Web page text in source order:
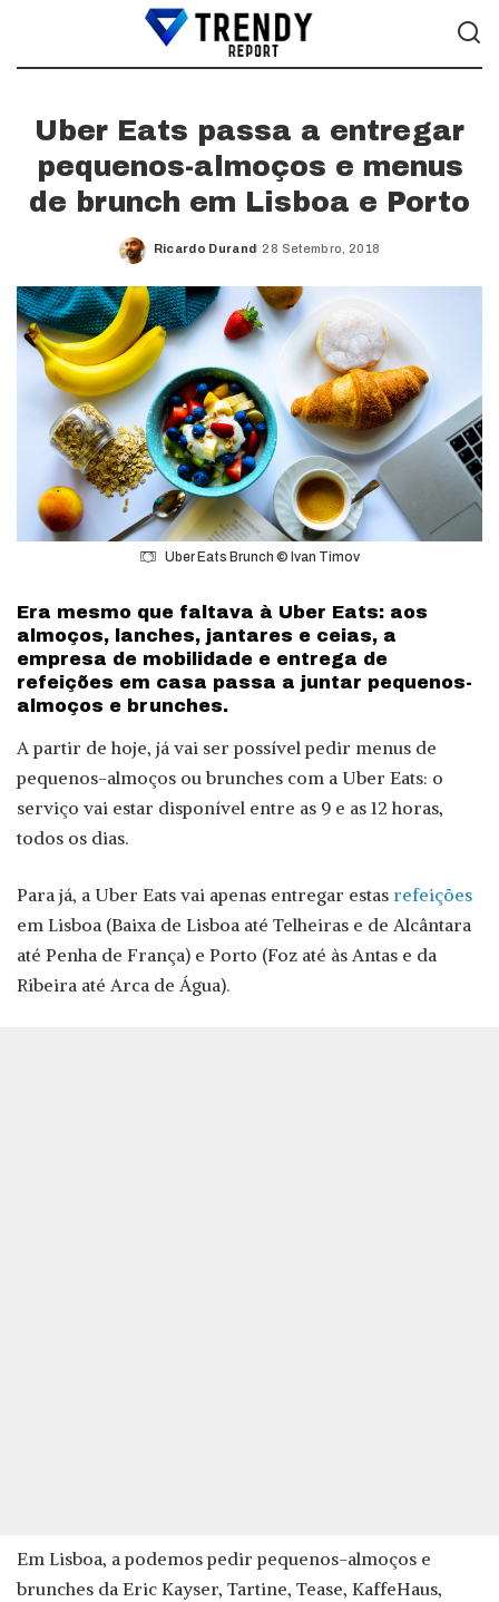
Uber Eats passa a entregar
pequenos-almoços e menus
de brunch em Lisboa e Porto
Posted
Ricardo Durand 28 Setembro, 2018
Uber Eats Brunch © Ivan Timov
Era mesmo que faltava à Uber Eats: aos
almoços, lanches, jantares e ceias, a
empresa de mobilidade e entrega de
refeições em casa passa a juntar pequenos-
almoços e brunches.
A partir de hoje, já vai ser possível pedir menus de
pequenos-almoços ou brunches com a Uber Eats: o
serviço vai estar disponível entre as 9 e as 12 horas,
todos os dias.
Para já, a Uber Eats vai apenas entregar estas refeições
em Lisboa (Baixa de Lisboa até Telheiras e de Alcântara
até Penha de França) e Porto (Foz até às Antas e da
Ribeira até Arca de Água).
Em Lisboa, a podemos pedir pequenos-almoços e
brunches da Eric Kayser, Tartine, Tease, KaffeHaus,